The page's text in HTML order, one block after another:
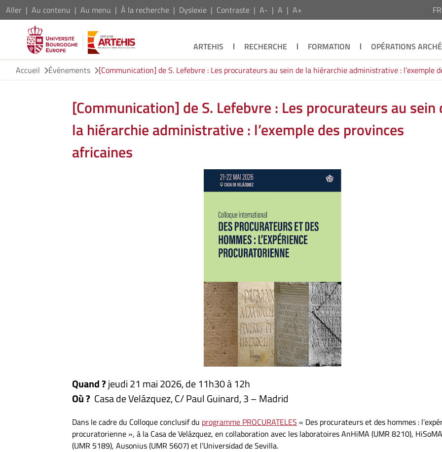
Aller Au contenu Au menu À la recherche Dyslexie Contraste A- A A+ FR
ARTEHIS RECHERCHE FORMATION OPÉRATIONS
Accueil
Événements [Communication] de S. Lefebvre : Les procurateurs au sein de la hiérarchie administrative : l’exemple
[Communication] de S. Lefebvre : Les procurateurs au sein
la hiérarchie administrative : l’exemple des provinces
africaines
Quand ?jeudi 21 mai 2026, de 11h30 à 12h
Où ? Casa de Velázquez, C/ Paul Guinard, 3 – Madrid
Dans le cadre du Colloque conclusif du programme PROCURATELES « Des procurateurs et des hommes :
procuratorienne », à la Casa de Velázquez, en collaboration avec les laboratoires AnHiMA (UMR 8210), HiSoMA
(UMR 5189), Ausonius (UMR 5607) et l’Universidad de Sevilla.